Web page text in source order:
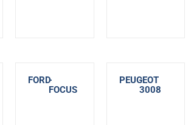
FORD-
FOCUS
PEUGEOT
-
3008